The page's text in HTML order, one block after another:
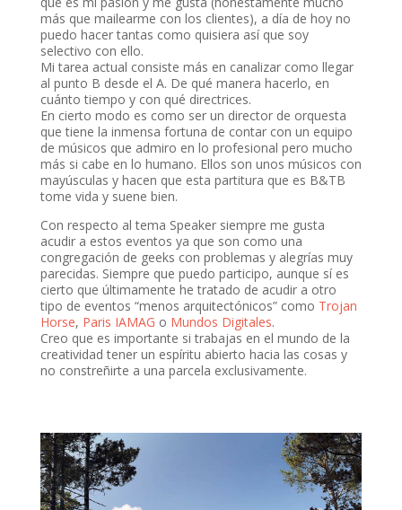
más que mailearme con los clientes), a día de hoy no
puedo hacer tantas como quisiera así que soy
selectivo con ello.
Mi tarea actual consiste más en canalizar como llegar
al punto B desde el A. De qué manera hacerlo, en
cuánto tiempo y con qué directrices.
En cierto modo es como ser un director de orquesta
que tiene la inmensa fortuna de contar con un equipo
de músicos que admiro en lo profesional pero mucho
más si cabe en lo humano. Ellos son unos músicos con
mayúsculas y hacen que esta partitura que es B&TB
tome vida y suene bien.
Con respecto al tema Speaker siempre me gusta
acudir a estos eventos ya que son como una
congregación de geeks con problemas y alegrías muy
parecidas. Siempre que puedo participo, aunque sí es
cierto que últimamente he tratado de acudir a otro
tipo de eventos “menos arquitectónicos” como Trojan
Horse, Paris IAMAG o Mundos Digitales.
Creo que es importante si trabajas en el mundo de la
creatividad tener un espíritu abierto hacia las cosas y
no constreñirte a una parcela exclusivamente.